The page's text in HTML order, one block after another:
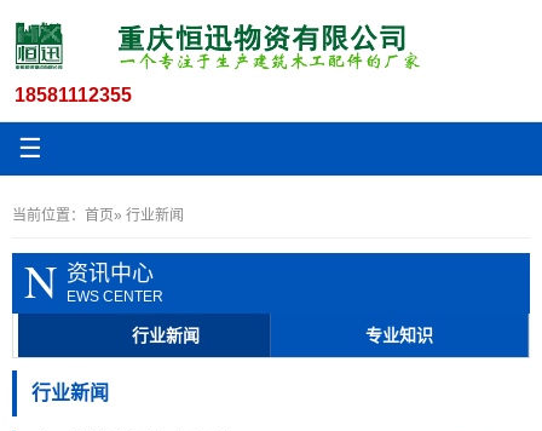
18581112355
☰
当前位置： 首页» 行业新闻
N 资讯中心
EWS CENTER
行业新闻 专业知识
行业新闻